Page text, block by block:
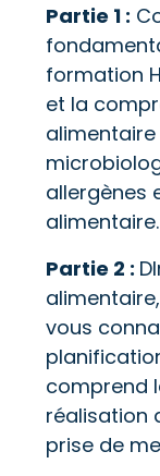
Partie 1 :
formation
et la
allergènes
alimentaire.
Partie 2 : D
vous
comprend
réalisation
prise de